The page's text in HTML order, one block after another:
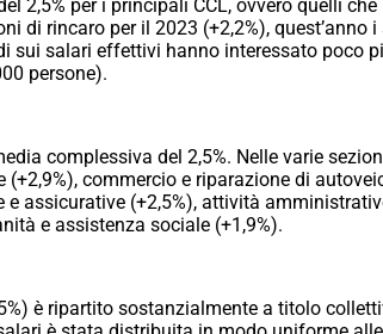
2,5% per i principali CCL, ovvero quelli che
di rincaro per il 2023 (+2,2%), quest’anno
sui salari effettivi hanno interessato poco
persone).
complessiva del 2,5%. Nelle varie
commercio e riparazione di
assicurative (+2,5%), attività
e assistenza sociale (+1,9%).
è ripartito sostanzialmente a titolo